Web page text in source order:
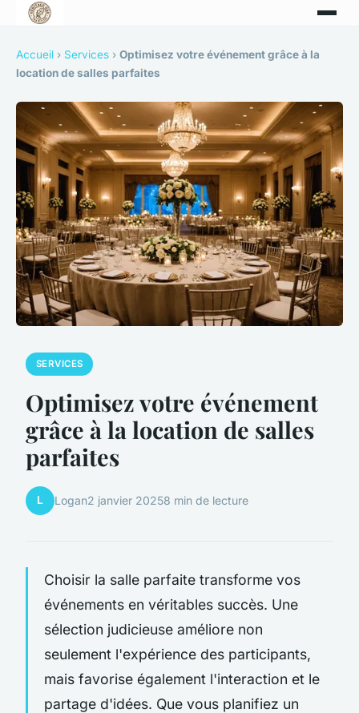
Accueil › Services › Optimisez votre événement grâce à la
location de salles parfaites
SERVICES
Optimisez votre événement
grâce à la location de salles
parfaites
L Logan2 janvier 20258 min de lecture
Choisir la salle parfaite transforme vos
événements en véritables succès. Une
sélection judicieuse améliore non
seulement l'expérience des participants,
mais favorise également l'interaction et le
partage d'idées. Que vous planifiez un